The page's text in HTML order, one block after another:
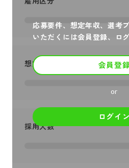
応募要件、想定年収、選考
いただくには会員登録、ロ
会員登
or
ログイン
想定年収
採用人数